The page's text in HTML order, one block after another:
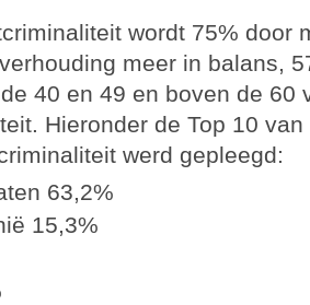
wordt 75% door
meer in balans,
40 en 49 en boven de 60
Hieronder de Top 10
werd gepleegd:
63,2%
15,3%